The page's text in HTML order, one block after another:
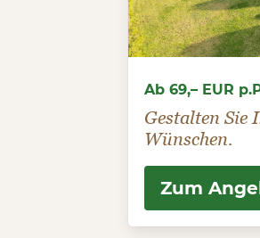
Ab 69,– EUR
Gestalten Sie
Wünschen.
Zum